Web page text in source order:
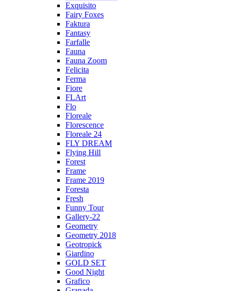
Exquisito
Fairy Foxes
Faktura
Fantasy
Farfalle
Fauna
Fauna Zoom
Felicita
Ferma
Fiore
FLArt
Flo
Floreale
Florescence
Floreale 24
FLY DREAM
Flying Hill
Forest
Frame
Frame 2019
Foresta
Fresh
Funny Tour
Gallery-22
Geometry
Geometry 2018
Geotropick
Giardino
GOLD SET
Good Night
Grafico